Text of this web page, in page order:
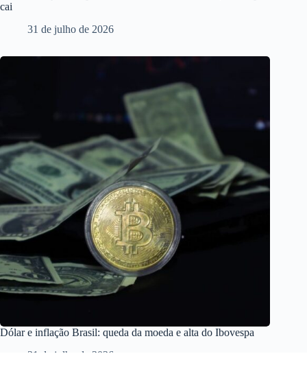
cai
31 de julho de 2026
Dólar e inflação Brasil: queda da moeda e alta do Ibovespa
31 de julho de 2026